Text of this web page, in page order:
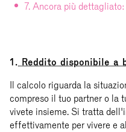
7. Ancora più
1. Reddito disponibile a
Il calcolo riguarda la
compreso il tuo partner o la
vivete insieme. Si tratta
effettivamente per vivere e